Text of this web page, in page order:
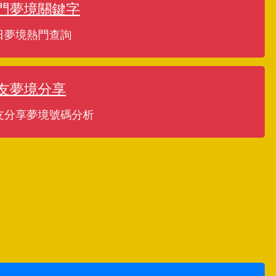
夢境關鍵字
夢境熱門查詢
夢境分享
分享夢境號碼分析